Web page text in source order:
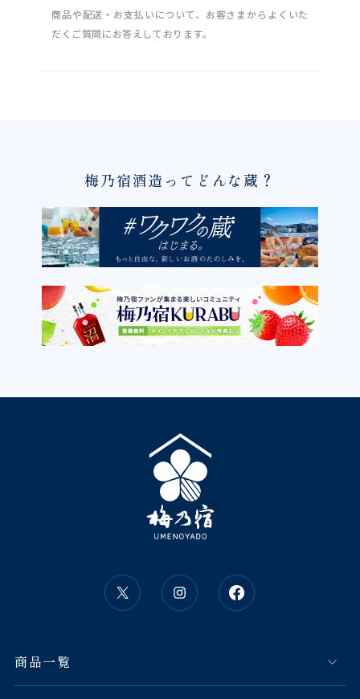
商品や配送・お支払いについて、お客さまからよくいた
だくご質問にお答えしております。
梅乃宿酒造ってどんな蔵？
商品一覧